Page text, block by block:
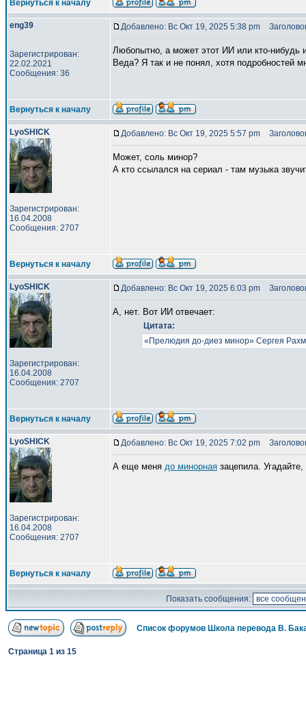
Вернуться к началу
eng39
Зарегистрирован:
22.02.2021
Сообщения: 36
Добавлено: Вс Окт 19, 2025 5:38 pm
Любопытно, а может этот ИИ или кто-нибудь
Веда? Я так и не понял, хотя подробностей
Вернуться к началу
LyoSHICK
Зарегистрирован:
16.04.2008
Сообщения: 2707
Добавлено: Вс Окт 19, 2025 5:57 pm
Может, соль минор?
А кто ссылался на сериал - там музыка
Вернуться к началу
LyoSHICK
Зарегистрирован:
16.04.2008
Сообщения: 2707
Добавлено: Вс Окт 19, 2025 6:03 pm
А, нет. Вот ИИ отвечает:
Цитата:
«Прелюдия до-диез минор» Сергея
Вернуться к началу
LyoSHICK
Зарегистрирован:
16.04.2008
Сообщения: 2707
Добавлено: Вс Окт 19, 2025 7:02 pm
А еще меня до минорная зацепила.
Вернуться к началу
Показать сообщения:
Список форумов Школа перевода В.
Страница 1 из 15